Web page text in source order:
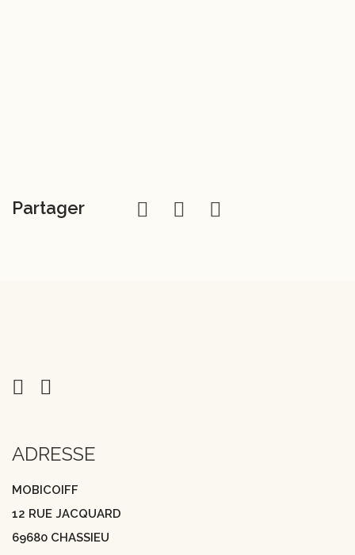
Partager
ADRESSE
MOBICOIFF
12 RUE JACQUARD
69680 CHASSIEU